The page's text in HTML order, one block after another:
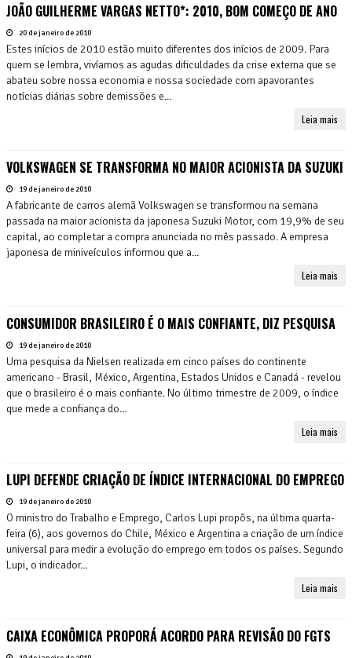
JOÃO GUILHERME VARGAS NETTO*: 2010, BOM COMEÇO DE ANO
20 de janeiro de 2010
Estes inícios de 2010 estão muito diferentes dos inícios de 2009. Para
quem se lembra, vivíamos as agudas dificuldades da crise externa que se
abateu sobre nossa economia e nossa sociedade com apavorantes
notícias diárias sobre demissões e...
Leia mais
VOLKSWAGEN SE TRANSFORMA NO MAIOR ACIONISTA DA SUZUKI
19 de janeiro de 2010
A fabricante de carros alemã Volkswagen se transformou na semana
passada na maior acionista da japonesa Suzuki Motor, com 19,9% de seu
capital, ao completar a compra anunciada no mês passado. A empresa
japonesa de miniveículos informou que a...
Leia mais
CONSUMIDOR BRASILEIRO É O MAIS CONFIANTE, DIZ PESQUISA
19 de janeiro de 2010
Uma pesquisa da Nielsen realizada em cinco países do continente
americano - Brasil, México, Argentina, Estados Unidos e Canadá - revelou
que o brasileiro é o mais confiante. No último trimestre de 2009, o índice
que mede a confiança do...
Leia mais
LUPI DEFENDE CRIAÇÃO DE ÍNDICE INTERNACIONAL DO EMPREGO
19 de janeiro de 2010
O ministro do Trabalho e Emprego, Carlos Lupi propôs, na última quarta-
feira (6), aos governos do Chile, México e Argentina a criação de um índice
universal para medir a evolução do emprego em todos os países. Segundo
Lupi, o indicador...
Leia mais
CAIXA ECONÔMICA PROPORÁ ACORDO PARA REVISÃO DO FGTS